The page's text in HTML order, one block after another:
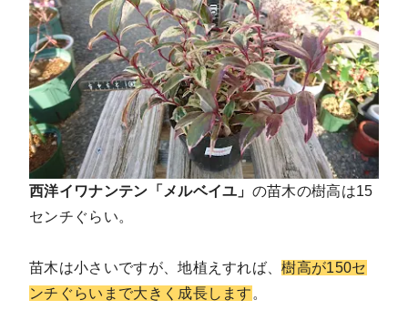
西洋イワナンテン「メルベイユ」 の苗木の樹高は15
センチぐらい。
苗木は小さいですが、地植えすれば、樹高が150セ
ンチぐらいまで大きく成長します 。